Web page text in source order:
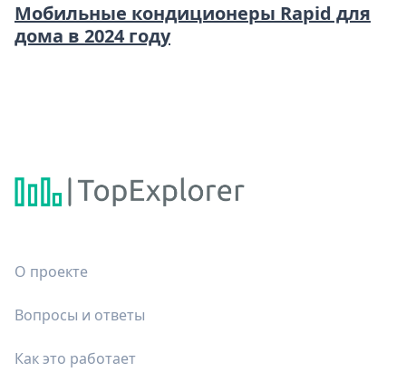
Мобильные кондиционеры Rapid для
дома в 2024 году
О проекте
Вопросы и ответы
Как это работает